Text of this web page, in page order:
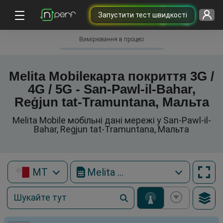
Запустити тест швидкості
Вимірювання в процесі
Melita Mobileкарта покриття 3G /
4G / 5G - San-Pawl-il-Bahar,
Reġjun tat-Tramuntana, Мальта
Melita Mobile мобільні дані мережі у San-Pawl-il-
Bahar, Reġjun tat-Tramuntana, Мальта
MT Melita Mobile